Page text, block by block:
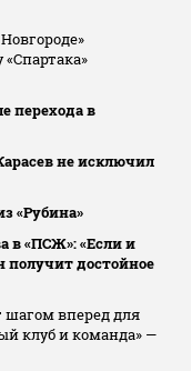
«Спартака»
перехода в
не исключил
«Рубина»
в «ПСЖ»: «Если и
получит достойное
шагом вперед для
клуб и команда» —